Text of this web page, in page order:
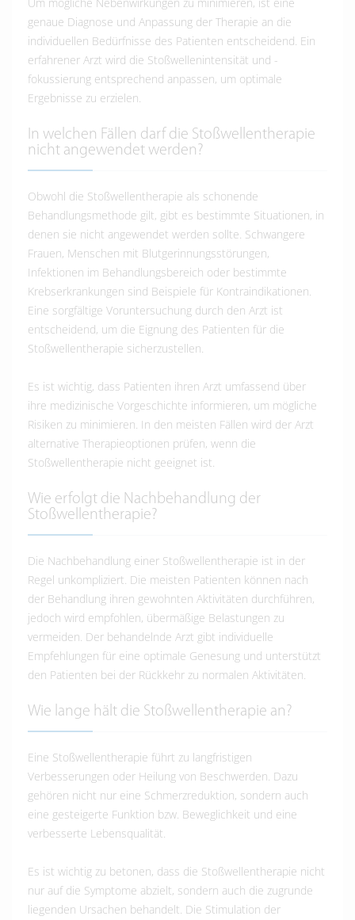
genaue Diagnose und Anpassung der Therapie an die
individuellen Bedürfnisse des Patienten entscheidend. Ein
erfahrener Arzt wird die Stoßwellenintensität und -
fokussierung entsprechend anpassen, um optimale
Ergebnisse zu erzielen.
In welchen Fällen darf die Stoßwellentherapie
nicht angewendet werden?
Obwohl die Stoßwellentherapie als schonende
Behandlungsmethode gilt, gibt es bestimmte Situationen, in
denen sie nicht angewendet werden sollte. Schwangere
Frauen, Menschen mit Blutgerinnungsstörungen,
Infektionen im Behandlungsbereich oder bestimmte
Krebserkrankungen sind Beispiele für Kontraindikationen.
Eine sorgfältige Voruntersuchung durch den Arzt ist
entscheidend, um die Eignung des Patienten für die
Stoßwellentherapie sicherzustellen.
Es ist wichtig, dass Patienten ihren Arzt umfassend über
ihre medizinische Vorgeschichte informieren, um mögliche
Risiken zu minimieren. In den meisten Fällen wird der Arzt
alternative Therapieoptionen prüfen, wenn die
Stoßwellentherapie nicht geeignet ist.
Wie erfolgt die Nachbehandlung der
Stoßwellentherapie?
Die Nachbehandlung einer Stoßwellentherapie ist in der
Regel unkompliziert. Die meisten Patienten können nach
der Behandlung ihren gewohnten Aktivitäten durchführen,
jedoch wird empfohlen, übermäßige Belastungen zu
vermeiden. Der behandelnde Arzt gibt individuelle
Empfehlungen für eine optimale Genesung und unterstützt
den Patienten bei der Rückkehr zu normalen Aktivitäten.
Wie lange hält die Stoßwellentherapie an?
Eine Stoßwellentherapie führt zu langfristigen
Verbesserungen oder Heilung von Beschwerden. Dazu
gehören nicht nur eine Schmerzreduktion, sondern auch
eine gesteigerte Funktion bzw. Beweglichkeit und eine
verbesserte Lebensqualität.
Es ist wichtig zu betonen, dass die Stoßwellentherapie nicht
nur auf die Symptome abzielt, sondern auch die zugrunde
liegenden Ursachen behandelt. Die Stimulation der